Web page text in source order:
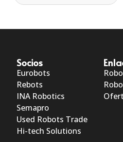
Socios
Eurobots
Rebots
INA Robotics
Semapro
Used Robots Trade
Hi-tech Solutions